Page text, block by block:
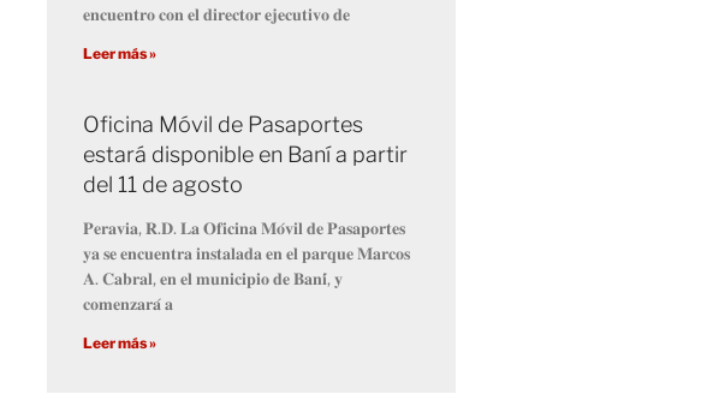
𝐞𝐧𝐜𝐮𝐞𝐧𝐭𝐫𝐨 𝐜𝐨𝐧 𝐞𝐥 𝐝𝐢𝐫𝐞𝐜𝐭𝐨𝐫 𝐞𝐣𝐞𝐜𝐮𝐭𝐢𝐯𝐨 𝐝𝐞
Leer más »
Oficina Móvil de Pasaportes
estará disponible en Baní a partir
del 11 de agosto
𝐏𝐞𝐫𝐚𝐯𝐢𝐚, 𝐑.𝐃. 𝐋𝐚 𝐎𝐟𝐢𝐜𝐢𝐧𝐚 𝐌𝐨́𝐯𝐢𝐥 𝐝𝐞 𝐏𝐚𝐬𝐚𝐩𝐨𝐫𝐭𝐞𝐬
𝐲𝐚 𝐬𝐞 𝐞𝐧𝐜𝐮𝐞𝐧𝐭𝐫𝐚 𝐢𝐧𝐬𝐭𝐚𝐥𝐚𝐝𝐚 𝐞𝐧 𝐞𝐥 𝐩𝐚𝐫𝐪𝐮𝐞 𝐌𝐚𝐫𝐜𝐨𝐬
𝐀. 𝐂𝐚𝐛𝐫𝐚𝐥, 𝐞𝐧 𝐞𝐥 𝐦𝐮𝐧𝐢𝐜𝐢𝐩𝐢𝐨 𝐝𝐞 𝐁𝐚𝐧𝐢́, 𝐲
𝐜𝐨𝐦𝐞𝐧𝐳𝐚𝐫𝐚́ 𝐚
Leer más »